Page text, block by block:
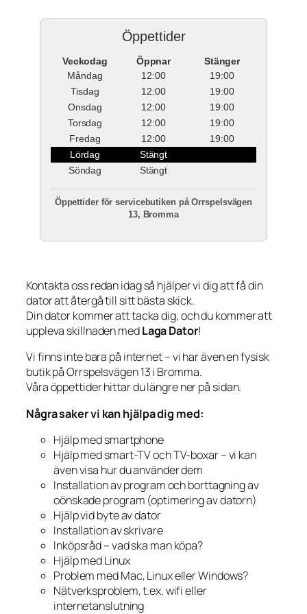
Öppettider
Veckodag Öppnar
Stänger
Måndag
12:00
19:00
Tisdag
12:00
19:00
Onsdag
12:00
19:00
Torsdag
12:00
19:00
Fredag
12:00
19:00
Lördag
Stängt
Söndag
Stängt
Öppettider för servicebutiken på Orrspelsvägen
13, Bromma
Kontakta oss redan idag så hjälper vi dig att få din
dator att återgå till sitt bästa skick.
Din dator kommer att tacka dig, och du kommer att
uppleva skillnaden medLaga Dator!
Vi finns inte bara på internet – vi har även en fysisk
butik på Orrspelsvägen 13 i Bromma.
Våra öppettider hittar du längre ner på sidan.
Några saker vi kan hjälpa dig med:
Hjälp med smartphone
Hjälp med smart-TV och TV-boxar – vi kan
även visa hur du använder dem
Installation av program och borttagning av
oönskade program (optimering av datorn)
Hjälp vid byte av dator
Installation av skrivare
Inköpsråd – vad ska man köpa?
Hjälp med Linux
Problem med Mac, Linux eller Windows?
Nätverksproblem, t.ex. wifi eller
internetanslutning